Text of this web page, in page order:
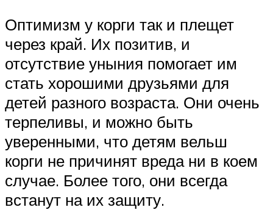
Оптимизм у корги так и плещет
через край. Их позитив, и
отсутствие уныния помогает им
стать хорошими друзьями для
детей разного возраста. Они очень
терпеливы, и можно быть
уверенными, что детям вельш
корги не причинят вреда ни в коем
случае. Более того, они всегда
встанут на их защиту.